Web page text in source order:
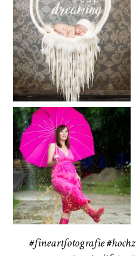
Baby/Newborn
72
Babybauch
37
#fineartfotografie